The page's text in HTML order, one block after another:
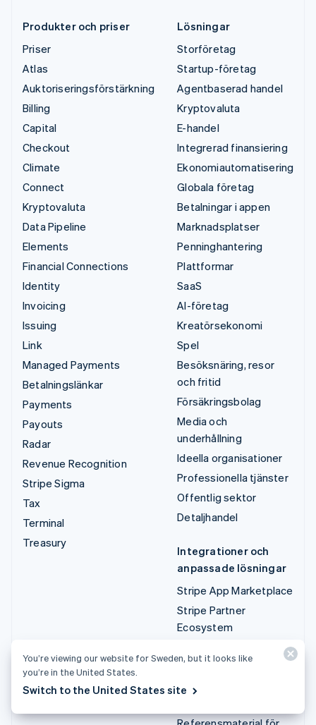
Produkter och priser
Priser
Atlas
Auktoriseringsförstärkning
Billing
Capital
Checkout
Climate
Connect
Kryptovaluta
Data Pipeline
Elements
Financial Connections
Identity
Invoicing
Issuing
Link
Managed Payments
Betalningslänkar
Payments
Payouts
Radar
Revenue Recognition
Stripe Sigma
Tax
Terminal
Treasury
Lösningar
Storföretag
Startup-företag
Agentbaserad handel
Kryptovaluta
E-handel
Integrerad finansiering
Ekonomiautomatisering
Globala företag
Betalningar i appen
Marknadsplatser
Penninghantering
Plattformar
SaaS
AI-företag
Kreatörsekonomi
Spel
Besöksnäring, resor
och fritid
Försäkringsbolag
Media och
underhållning
Ideella organisationer
Professionella tjänster
Offentlig sektor
Detaljhandel
Integrationer och
anpassade lösningar
Stripe App Marketplace
Stripe Partner
Ecosystem
Professionella tjänster
You’re viewing our website for Sweden, but it looks like
you’re in the United States.
Switch to the United States site